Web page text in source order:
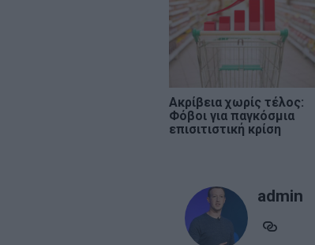
Ακρίβεια χωρίς τέλος:
Φόβοι για παγκόσμια
επισιτιστική κρίση
admin